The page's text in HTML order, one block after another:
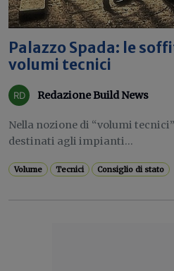
Palazzo Spada: le
volumi tecnici
Redazione Build News
Nella nozione di “volumi
destinati agli impianti...
Volume Tecnici Consiglio di stato